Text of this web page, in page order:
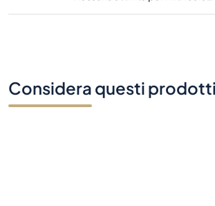
Considera questi